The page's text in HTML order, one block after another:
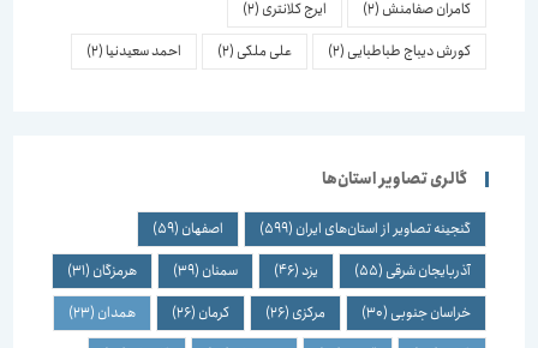
کامران صفامنش(2) ایرج کلانتری(2)
کورش دیباج طباطبایی(2) علی ملکی(2) احمد سعیدنیا(2)
گالری تصاویر استان‌ها
گنجینه تصاویر از استان‌های ایران(599) اصفهان(59)
آذربایجان شرقی(55)
(46) سمنان(39) هرمزگان(31)
خراسان جنوبی(30) مرکزی(26) کرمان(26) همدان(23)